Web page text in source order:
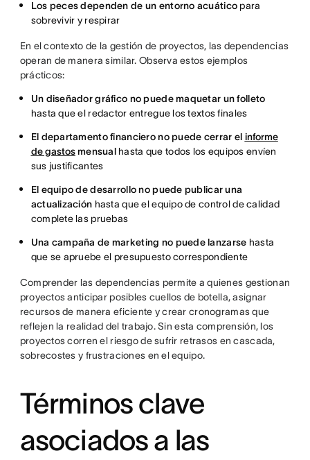
Los peces dependen de un entorno acuáticopara
sobrevivir y respirar
En el contexto de la gestión de proyectos, las dependencias
operan de manera similar. Observa estos ejemplos
prácticos:
Un diseñador gráfico no puede maquetar un folleto
hasta que el redactor entregue los textos finales
El departamento financiero no puede cerrar el informe
de gastos mensualhasta que todos los equipos envíen
sus justificantes
El equipo de desarrollo no puede publicar una
actualización hasta que el equipo de control de calidad
complete las pruebas
Una campaña de marketing no puede lanzarse hasta
que se apruebe el presupuesto correspondiente
Comprender las dependencias permite a quienes gestionan
proyectos anticipar posibles cuellos de botella, asignar
recursos de manera eficiente y crear cronogramas que
reflejen la realidad del trabajo. Sin esta comprensión, los
proyectos corren el riesgo de sufrir retrasos en cascada,
sobrecostes y frustraciones en el equipo.
Términos clave
asociados a las